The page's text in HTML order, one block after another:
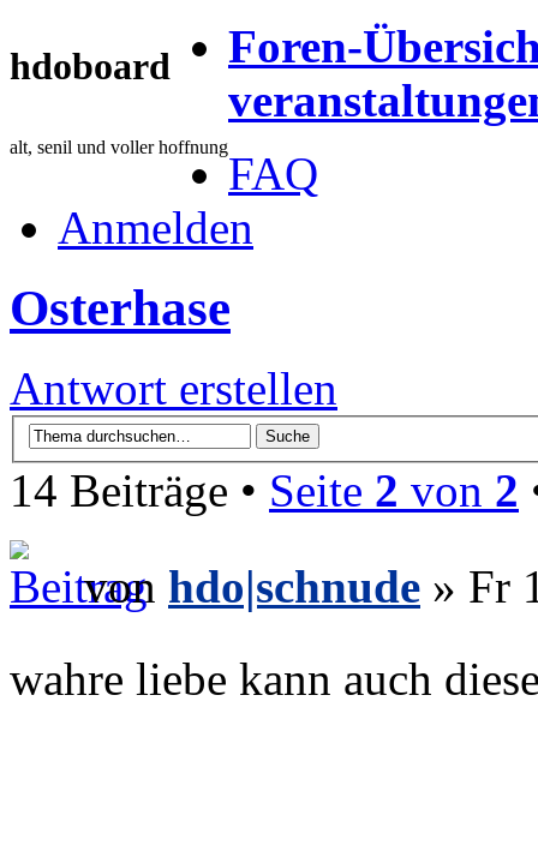
hdoboard
alt, senil und voller hoffnung
Foren-
FAQ
Anmelden
Osterhase
Antwort erstellen
14 Beiträge • Seite 2 von 2
von hdo|schnude » Fr
wahre liebe kann auch